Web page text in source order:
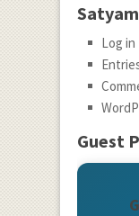
Log in
Guest